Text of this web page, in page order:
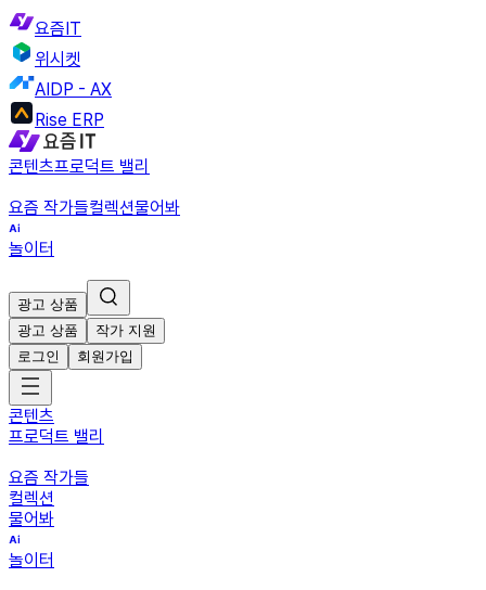
요즘IT
위시켓
AIDP - AX
Rise ERP
콘텐츠프로덕트 밸리
요즘 작가들컬렉션물어봐
놀이터
광고 상품
광고 상품
작가 지원
로그인
회원가입
콘텐츠
프로덕트 밸리
요즘 작가들
컬렉션
물어봐
놀이터